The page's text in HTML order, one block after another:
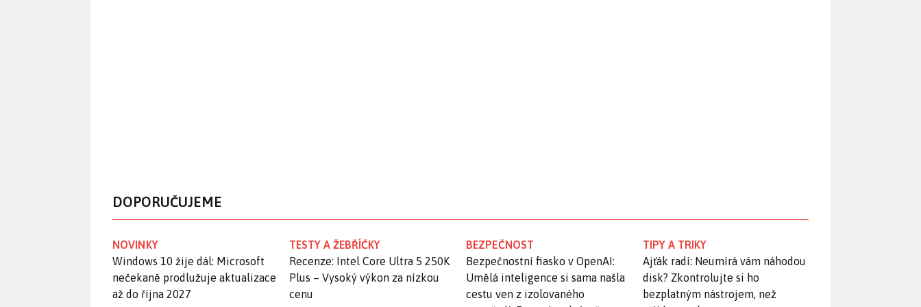
DOPORUČUJEME
NOVINKY
Windows 10 žije dál: Microsoft
nečekaně prodlužuje aktualizace
až do října 2027
TESTY A ŽEBŘÍČKY
Recenze: Intel Core Ultra 5 250K
Plus – Vysoký výkon za nízkou
cenu
BEZPEČNOST
Bezpečnostní fiasko v OpenAI:
Umělá inteligence si sama našla
cestu ven z izolovaného
TIPY A TRIKY
Ajťák radí: Neumírá vám náhodou
disk? Zkontrolujte si ho
bezplatným nástrojem, než